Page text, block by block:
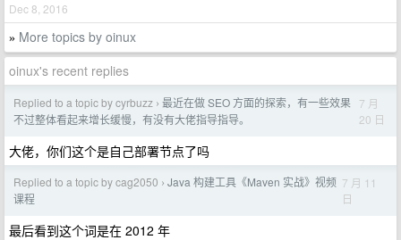
Dec 8, 2016
» More topics by oinux
oinux's recent replies
Replied to a topic by cyrbuzz › 最近在做 SEO 方面的探索，有一些效果
不过整体看起来增长缓慢，有没有大佬指导指导。
7 月
20 日
大佬，你们这个是自己部署节点了吗
Replied to a topic by cag2050 › Java 构建工具《Maven 实战》视频
课程
7 月 11
日
最后看到这个词是在 2012 年